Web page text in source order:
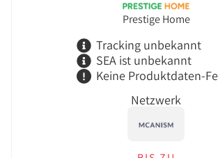
Prestige Home
Tracking unbekannt
SEA ist unbekannt
Keine Produktdaten-
Netzwerk